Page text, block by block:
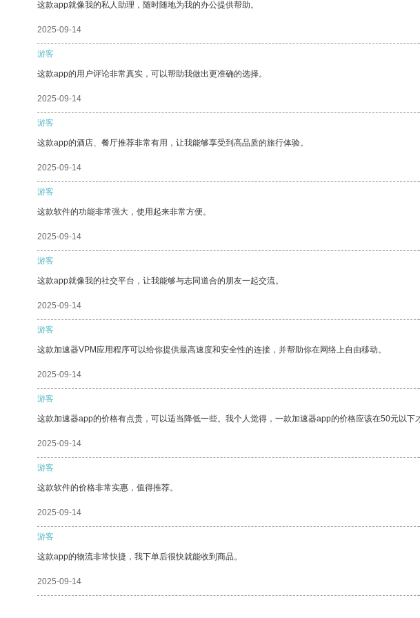
这款app就像我的私人助理，随时随地为我的办公提供帮助。
2025-09-14
游客
这款app的用户评论非常真实，可以帮助我做出更准确的选择。
2025-09-14
游客
这款app的酒店、餐厅推荐非常有用，让我能够享受到高品质的旅行体验。
2025-09-14
游客
这款软件的功能非常强大，使用起来非常方便。
2025-09-14
游客
这款app就像我的社交平台，让我能够与志同道合的朋友一起交流。
2025-09-14
游客
这款加速器VPM应用程序可以给你提供最高速度和安全性的连接，并帮助你在网络上自由移动。
2025-09-14
游客
这款加速器app的价格有点贵，可以适当降低一些。我个人觉得，一款加速器app的价格应该在50元以下
2025-09-14
游客
这款软件的价格非常实惠，值得推荐。
2025-09-14
游客
这款app的物流非常快捷，我下单后很快就能收到商品。
2025-09-14